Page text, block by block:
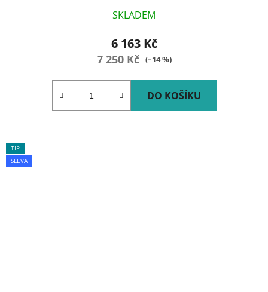
SKLADEM
6 163 Kč
7 250 Kč (–14 %)
DO KOŠÍKU
TIP
SLEVA